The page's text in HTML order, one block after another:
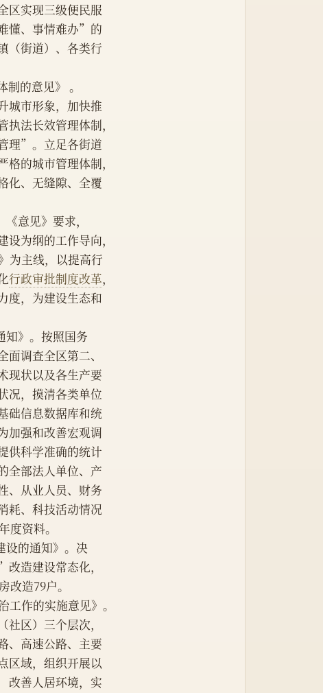
区实现三级便民服
懂、事情难办”的
（街道）、各类行
制的意见》 。
城市形象，加快推
法长效管理体制，
理”。立足各街道
的城市管理体制，
化、无缝隙、全覆
《意见》要求，
为纲的工作导向，
为主线，以提高行
行政审批制度改革，
度，为建设生态和
知》。按照国务
调查全区第二、
现状以及各生产要
况，摸清各类单位
础信息数据库和统
加强和改善宏观调
供科学准确的统计
全部法人单位、产
、从业人员、财务
耗、科技活动情况
度资料。
设的通知》。决
造建设常态化，
改造79户。
工作的实施意见》。
区）三个层次，
、高速公路、主要
区域，组织开展以
改善人居环境，实